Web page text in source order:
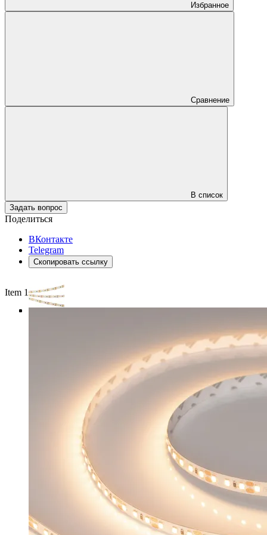
Избранное
Сравнение
В список
Задать вопрос
Поделиться
ВКонтакте
Telegram
Скопировать ссылку
Item 1 of 4